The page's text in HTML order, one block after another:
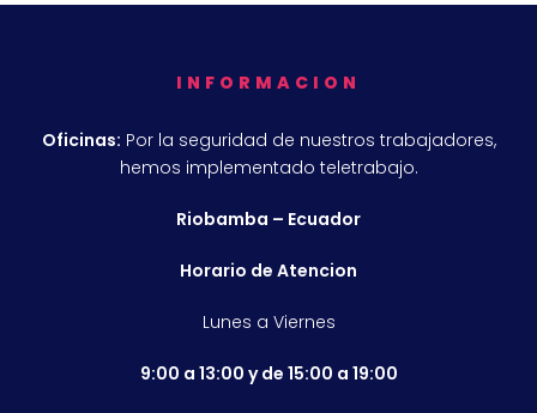
INFORMACION
Oficinas: Por la seguridad de nuestros trabajadores,
hemos implementado teletrabajo.
Riobamba – Ecuador
Horario de Atencion
Lunes a Viernes
9:00 a 13:00 y de 15:00 a 19:00